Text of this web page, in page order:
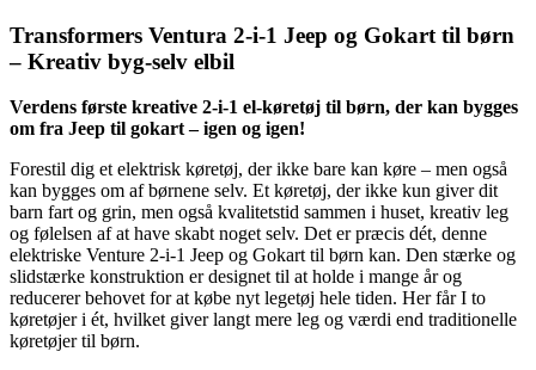
Transformers Ventura 2-i-1 Jeep og Gokart til børn
– Kreativ byg-selv elbil
Verdens første kreative 2-i-1 el-køretøj til børn, der kan bygges
om fra Jeep til gokart – igen og igen!
Forestil dig et elektrisk køretøj, der ikke bare kan køre – men også
kan bygges om af børnene selv. Et køretøj, der ikke kun giver dit
barn fart og grin, men også kvalitetstid sammen i huset, kreativ leg
og følelsen af at have skabt noget selv. Det er præcis dét, denne
elektriske Venture 2-i-1 Jeep og Gokart til børn kan. Den stærke og
slidstærke konstruktion er designet til at holde i mange år og
reducerer behovet for at købe nyt legetøj hele tiden. Her får I to
køretøjer i ét, hvilket giver langt mere leg og værdi end traditionelle
køretøjer til børn.